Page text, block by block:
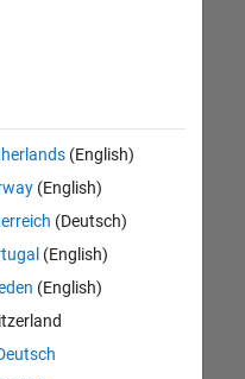
(English)
(English)
(Deutsch)
(English)
(English)